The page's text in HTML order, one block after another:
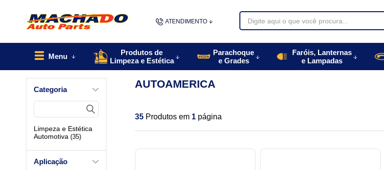
ATENDIMENTO
48996770085
Menu
Produtos de
Limpeza e Estética
Parachoque
e Grades
Faróis, Lanternas
e Lampadas
Categoria
Limpeza e Estética
Automotiva (35)
Aplicação
AUTOAMERICA
35 Produtos em 1 página